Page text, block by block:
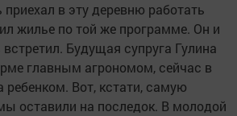
в эту деревню работать
жилье по той же программе. Он и
Будущая супруга Гулина
главным агрономом, сейчас в
ребенком. Вот, кстати, самую
оставили на последок. В молодой